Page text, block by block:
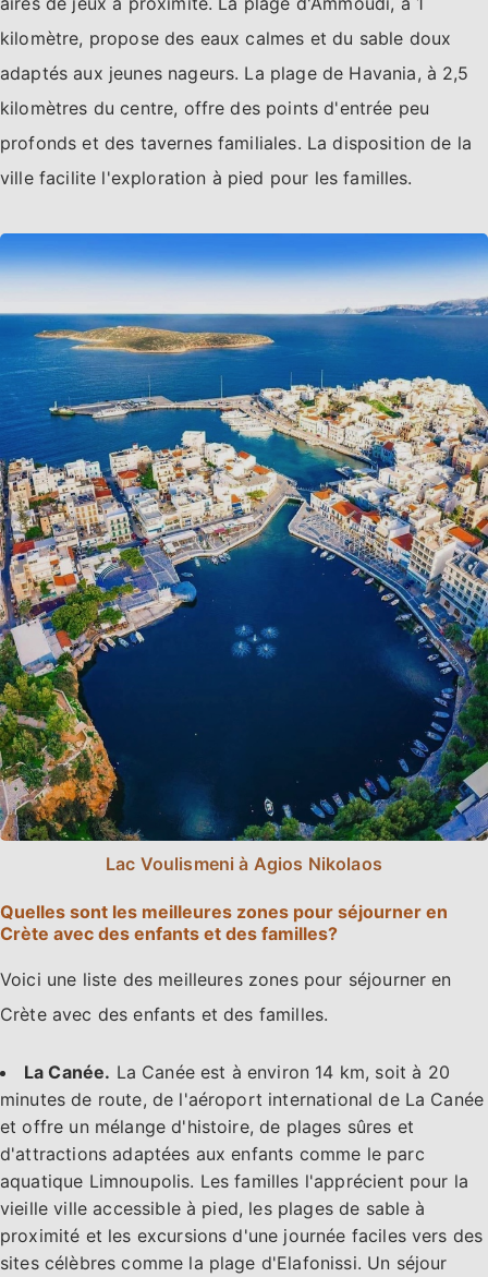
kilomètre, propose des eaux calmes et du sable doux
adaptés aux jeunes nageurs. La plage de Havania, à 2,5
kilomètres du centre, offre des points d'entrée peu
profonds et des tavernes familiales. La disposition de la
ville facilite l'exploration à pied pour les familles.
Lac Voulismeni à Agios Nikolaos
Quelles sont les meilleures zones pour séjourner en
Crète avec des enfants et des familles?
Voici une liste des meilleures zones pour séjourner en
Crète avec des enfants et des familles.
La Canée. La Canée est à environ 14 km, soit à 20
minutes de route, de l'aéroport international de La Canée
et offre un mélange d'histoire, de plages sûres et
d'attractions adaptées aux enfants comme le parc
aquatique Limnoupolis. Les familles l'apprécient pour la
vieille ville accessible à pied, les plages de sable à
proximité et les excursions d'une journée faciles vers des
sites célèbres comme la plage d'Elafonissi. Un séjour